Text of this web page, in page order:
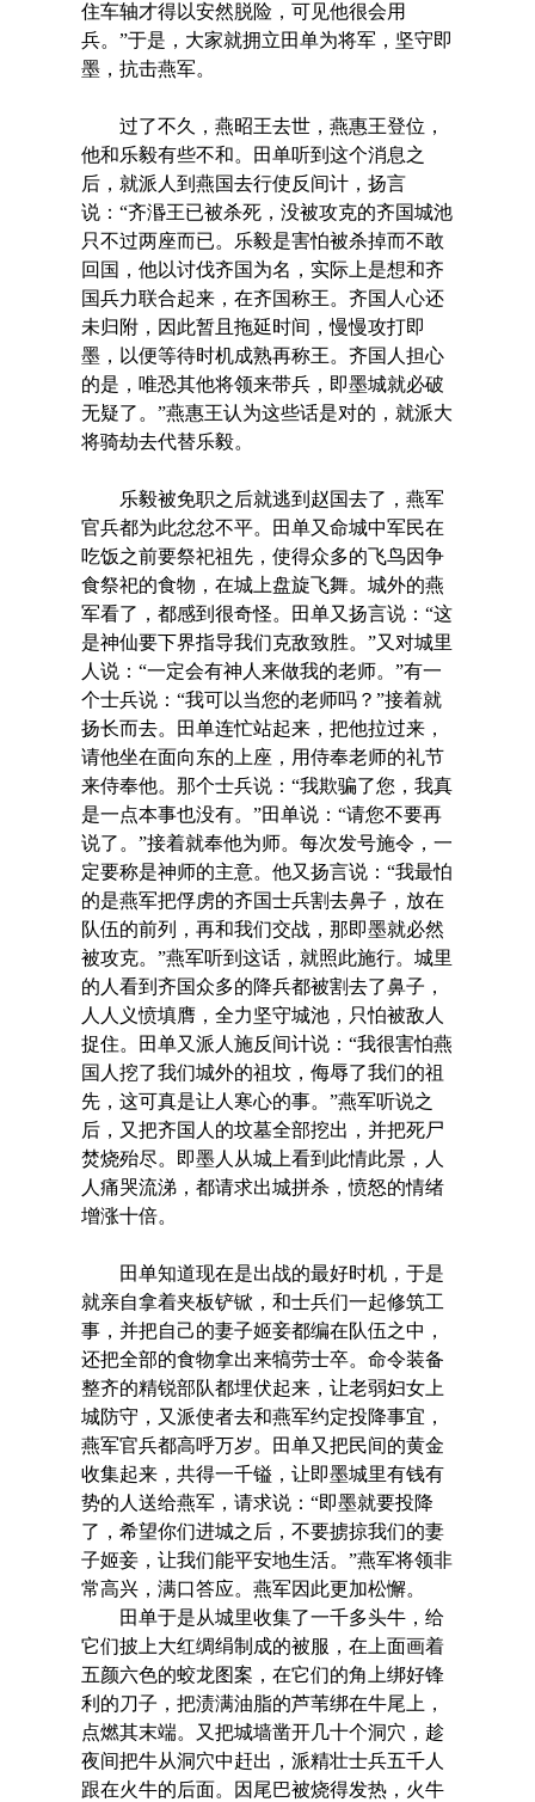
住车轴才得以安然脱险，可见他很会用
兵。”于是，大家就拥立田单为将军，坚守即
墨，抗击燕军。
过了不久，燕昭王去世，燕惠王登位，
他和乐毅有些不和。田单听到这个消息之
后，就派人到燕国去行使反间计，扬言
说：“齐湣王已被杀死，没被攻克的齐国城池
只不过两座而已。乐毅是害怕被杀掉而不敢
回国，他以讨伐齐国为名，实际上是想和齐
国兵力联合起来，在齐国称王。齐国人心还
未归附，因此暂且拖延时间，慢慢攻打即
墨，以便等待时机成熟再称王。齐国人担心
的是，唯恐其他将领来带兵，即墨城就必破
无疑了。”燕惠王认为这些话是对的，就派大
将骑劫去代替乐毅。
乐毅被免职之后就逃到赵国去了，燕军
官兵都为此忿忿不平。田单又命城中军民在
吃饭之前要祭祀祖先，使得众多的飞鸟因争
食祭祀的食物，在城上盘旋飞舞。城外的燕
军看了，都感到很奇怪。田单又扬言说：“这
是神仙要下界指导我们克敌致胜。”又对城里
人说：“一定会有神人来做我的老师。”有一
个士兵说：“我可以当您的老师吗？”接着就
扬长而去。田单连忙站起来，把他拉过来，
请他坐在面向东的上座，用侍奉老师的礼节
来侍奉他。那个士兵说：“我欺骗了您，我真
是一点本事也没有。”田单说：“请您不要再
说了。”接着就奉他为师。每次发号施令，一
定要称是神师的主意。他又扬言说：“我最怕
的是燕军把俘虏的齐国士兵割去鼻子，放在
队伍的前列，再和我们交战，那即墨就必然
被攻克。”燕军听到这话，就照此施行。城里
的人看到齐国众多的降兵都被割去了鼻子，
人人义愤填膺，全力坚守城池，只怕被敌人
捉住。田单又派人施反间计说：“我很害怕燕
国人挖了我们城外的祖坟，侮辱了我们的祖
先，这可真是让人寒心的事。”燕军听说之
后，又把齐国人的坟墓全部挖出，并把死尸
焚烧殆尽。即墨人从城上看到此情此景，人
人痛哭流涕，都请求出城拼杀，愤怒的情绪
增涨十倍。
田单知道现在是出战的最好时机，于是
就亲自拿着夹板铲锨，和士兵们一起修筑工
事，并把自己的妻子姬妾都编在队伍之中，
还把全部的食物拿出来犒劳士卒。命令装备
整齐的精锐部队都埋伏起来，让老弱妇女上
城防守，又派使者去和燕军约定投降事宜，
燕军官兵都高呼万岁。田单又把民间的黄金
收集起来，共得一千镒，让即墨城里有钱有
势的人送给燕军，请求说：“即墨就要投降
了，希望你们进城之后，不要掳掠我们的妻
子姬妾，让我们能平安地生活。”燕军将领非
常高兴，满口答应。燕军因此更加松懈。
田单于是从城里收集了一千多头牛，给
它们披上大红绸绢制成的被服，在上面画着
五颜六色的蛟龙图案，在它们的角上绑好锋
利的刀子，把渍满油脂的芦苇绑在牛尾上，
点燃其末端。又把城墙凿开几十个洞穴，趁
夜间把牛从洞穴中赶出，派精壮士兵五千人
跟在火牛的后面。因尾巴被烧得发热，火牛